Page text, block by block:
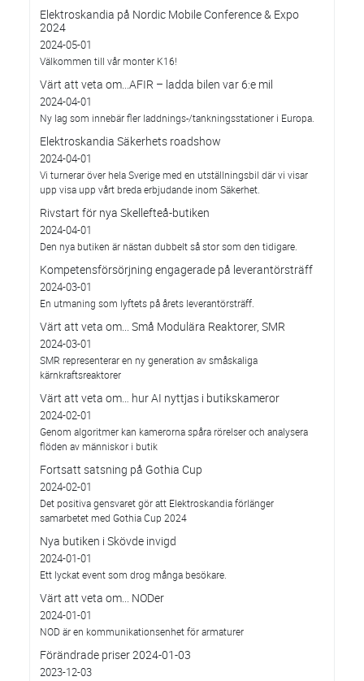
Elektroskandia på Nordic Mobile Conference & Expo
2024
2024-05-01
Välkommen till vår monter K16!
Värt att veta om...AFIR – ladda bilen var 6:e mil
2024-04-01
Ny lag som innebär fler laddnings-/tankningsstationer i Europa.
Elektroskandia Säkerhets roadshow
2024-04-01
Vi turnerar över hela Sverige med en utställningsbil där vi visar
upp visa upp vårt breda erbjudande inom Säkerhet.
Rivstart för nya Skellefteå-butiken
2024-04-01
Den nya butiken är nästan dubbelt så stor som den tidigare.
Kompetensförsörjning engagerade på leverantörsträff
2024-03-01
En utmaning som lyftets på årets leverantörsträff.
Värt att veta om... Små Modulära Reaktorer, SMR
2024-03-01
SMR representerar en ny generation av småskaliga
kärnkraftsreaktorer
Värt att veta om… hur AI nyttjas i butikskameror
2024-02-01
Genom algoritmer kan kamerorna spåra rörelser och analysera
flöden av människor i butik
Fortsatt satsning på Gothia Cup
2024-02-01
Det positiva gensvaret gör att Elektroskandia förlänger
samarbetet med Gothia Cup 2024
Nya butiken i Skövde invigd
2024-01-01
Ett lyckat event som drog många besökare.
Värt att veta om... NODer
2024-01-01
NOD är en kommunikationsenhet för armaturer
Förändrade priser 2024-01-03
2023-12-03